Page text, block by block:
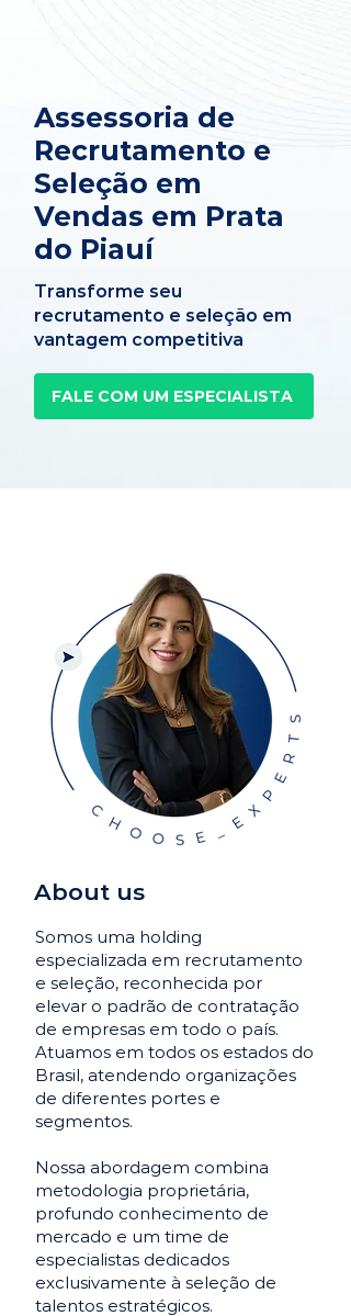
Assessoria de
Recrutamento e
Seleção em
Vendas em Prata
do Piauí
Transforme seu
recrutamento e seleção em
vantagem competitiva
FALE COM UM ESPECIALISTA
About us
Somos uma holding
especializada em recrutamento
e seleção, reconhecida por
elevar o padrão de contratação
de empresas em todo o país.
Atuamos em todos os estados do
Brasil, atendendo organizações
de diferentes portes e
segmentos.
Nossa abordagem combina
metodologia proprietária,
profundo conhecimento de
mercado e um time de
especialistas dedicados
exclusivamente à seleção de
talentos estratégicos.